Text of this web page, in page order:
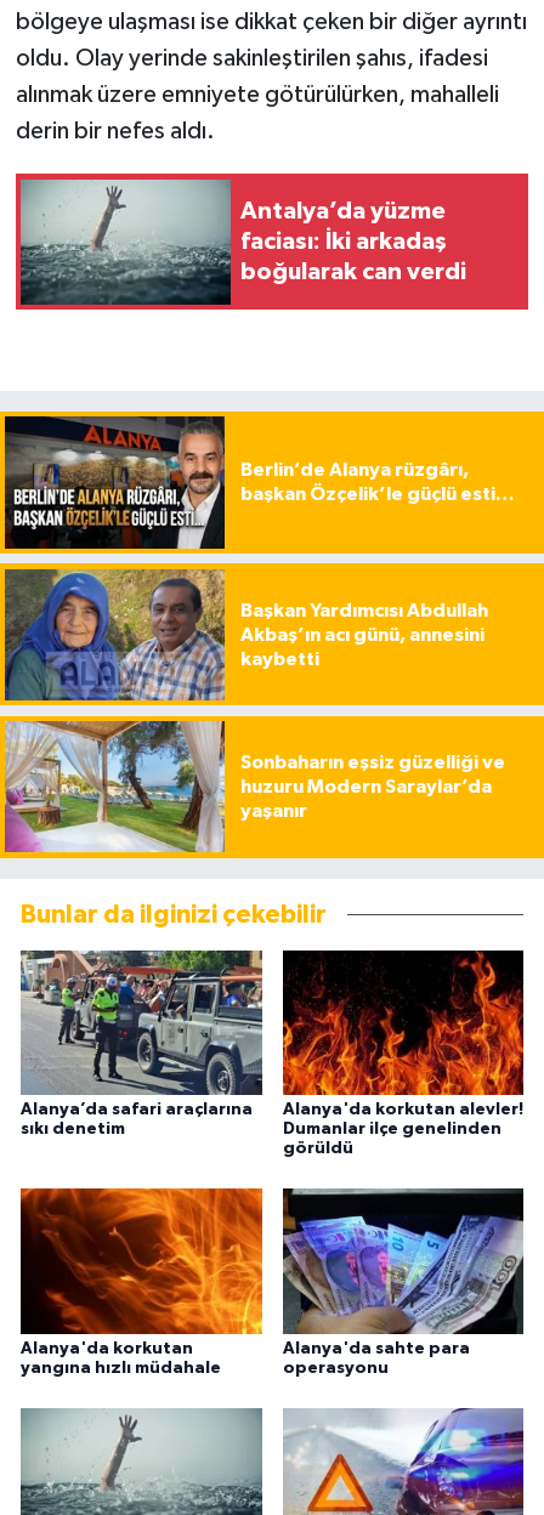
bölgeye ulaşması ise dikkat çeken bir diğer ayrıntı
oldu. Olay yerinde sakinleştirilen şahıs, ifadesi
alınmak üzere emniyete götürülürken, mahalleli
derin bir nefes aldı.
Antalya’da yüzme
faciası: İki arkadaş
boğularak can verdi
Berlin’de Alanya rüzgârı,
başkan Özçelik’le güçlü esti…
Başkan Yardımcısı Abdullah
Akbaş’ın acı günü, annesini
kaybetti
Sonbaharın eşsiz güzelliği ve
huzuru Modern Saraylar’da
yaşanır
Bunlar da ilginizi çekebilir
Alanya’da safari araçlarına
sıkı denetim
Alanya'da korkutan alevler!
Dumanlar ilçe genelinden
görüldü
Alanya'da korkutan
yangına hızlı müdahale
Alanya'da sahte para
operasyonu